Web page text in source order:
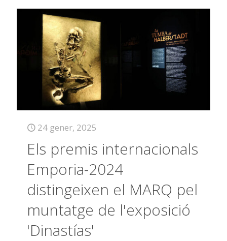
24 gener, 2025
Els premis internacionals
Emporia-2024
distingeixen el MARQ pel
muntatge de l'exposició
'Dinastías'